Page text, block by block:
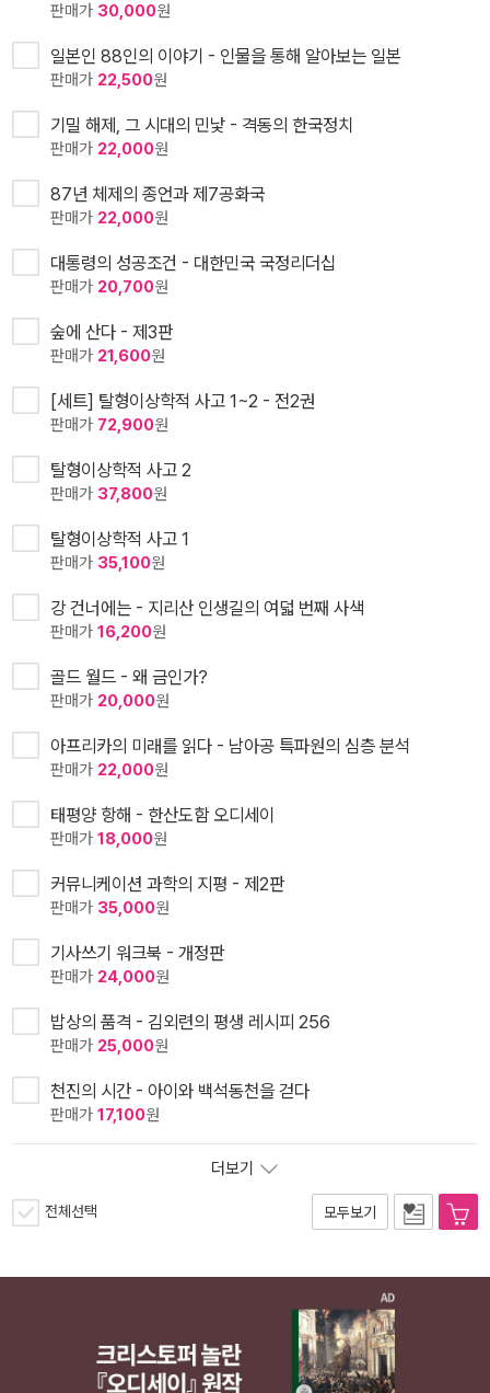
판매가 30,000원
일본인 88인의 이야기 - 인물을 통해 알아보는 일본
판매가 22,500원
기밀 해제, 그 시대의 민낯 - 격동의 한국정치
판매가 22,000원
87년 체제의 종언과 제7공화국
판매가 22,000원
대통령의 성공조건 - 대한민국 국정리더십
판매가 20,700원
숲에 산다 - 제3판
판매가 21,600원
[세트] 탈형이상학적 사고 1~2 - 전2권
판매가 72,900원
탈형이상학적 사고 2
판매가 37,800원
탈형이상학적 사고 1
판매가 35,100원
강 건너에는 - 지리산 인생길의 여덟 번째 사색
판매가 16,200원
골드 월드 - 왜 금인가?
판매가 20,000원
아프리카의 미래를 읽다 - 남아공 특파원의 심층 분석
판매가 22,000원
태평양 항해 - 한산도함 오디세이
판매가 18,000원
커뮤니케이션 과학의 지평 - 제2판
판매가 35,000원
기사쓰기 워크북 - 개정판
판매가 24,000원
밥상의 품격 - 김외련의 평생 레시피 256
판매가 25,000원
천진의 시간 - 아이와 백석동천을 걷다
판매가 17,100원
더보기
전체선택 모두보기